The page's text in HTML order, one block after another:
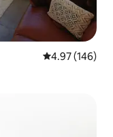
평점 4.97점(5
4.97 (146)